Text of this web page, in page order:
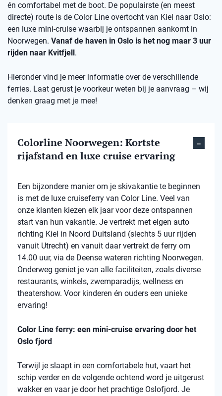
én comfortabel met de boot. De populairste (en meest
directe) route is de Color Line overtocht van Kiel naar Oslo:
een luxe mini-cruise waarbij je ontspannen aankomt in
Noorwegen. Vanaf de haven in Oslo is het nog maar 3 uur
rijden naar Kvitfjell.
Hieronder vind je meer informatie over de verschillende
ferries. Laat gerust je voorkeur weten bij je aanvraag – wij
denken graag met je mee!
Colorline Noorwegen: Kortste
rijafstand en luxe cruise ervaring
Een bijzondere manier om je skivakantie te beginnen
is met de luxe cruiseferry van Color Line. Veel van
onze klanten kiezen elk jaar voor deze ontspannen
start van hun vakantie. Je vertrekt met eigen auto
richting Kiel in Noord Duitsland (slechts 5 uur rijden
vanuit Utrecht) en vanuit daar vertrekt de ferry om
14.00 uur, via de Deense wateren richting Noorwegen.
Onderweg geniet je van alle faciliteiten, zoals diverse
restaurants, winkels, zwemparadijs, wellness en
theatershow. Voor kinderen én ouders een unieke
ervaring!
Color Line ferry: een mini-cruise ervaring door het
Oslo fjord
Terwijl je slaapt in een comfortabele hut, vaart het
schip verder en de volgende ochtend word je uitgerust
wakker en vaar je door het prachtige Oslofjord. Je